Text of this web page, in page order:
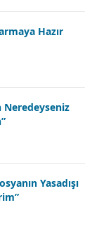
Hazır
Neredeyseniz
Yasadışı